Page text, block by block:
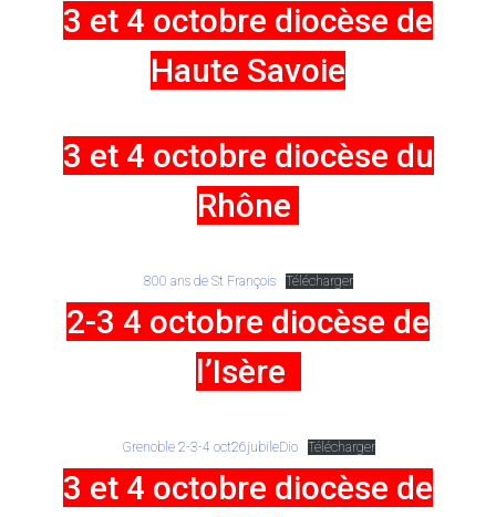
3 et 4 octobre diocèse de
Haute Savoie
3 et 4 octobre diocèse du
Rhône
800 ans de St François Télécharger
2-3 4 octobre diocèse de
l’Isère
Grenoble 2-3-4 oct26jubileDio Télécharger
3 et 4 octobre diocèse de